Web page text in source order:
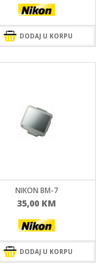
DODAJ U KORPU
NIKON BM-7
35,00 KM
DODAJ U KORPU